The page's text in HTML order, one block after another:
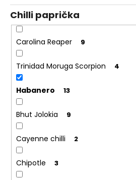
Chilli paprička
Carolina Reaper 9
Trinidad Moruga Scorpion 4
Habanero 13
Bhut Jolokia 9
Cayenne chilli 2
Chipotle 3
u
j
m
PÁRTY
PACK
"PÁLÍ
MĚ
HUBA"
245
Kč
Původně:
265
Kč